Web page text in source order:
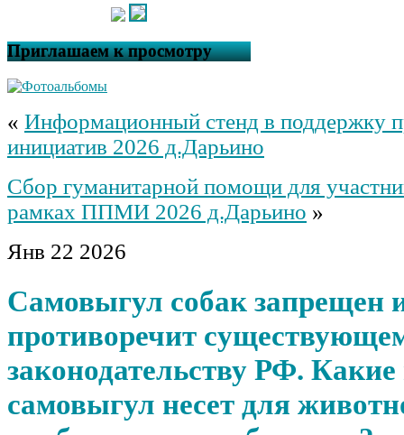
Приглашаем к просмотру
« Информационный стенд в поддержку
инициатив 2026 д.Дарьино
Сбор гуманитарной помощи для
рамках ППМИ 2026 д.Дарьино »
Янв 22 2026
Самовыгул собак запрещен
противоречит
законодательству РФ. Какие
самовыгул несет для